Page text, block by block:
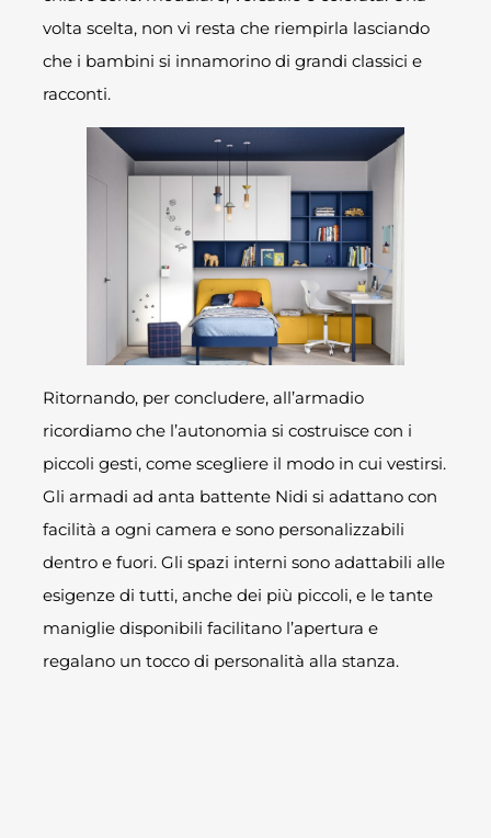
volta scelta, non vi resta che riempirla lasciando
che i bambini si innamorino di grandi classici e
racconti.
Ritornando, per concludere, all’armadio
ricordiamo che l’autonomia si costruisce con i
piccoli gesti, come scegliere il modo in cui vestirsi.
Gli armadi ad anta battente Nidi si adattano con
facilità a ogni camera e sono personalizzabili
dentro e fuori. Gli spazi interni sono adattabili alle
esigenze di tutti, anche dei più piccoli, e le tante
maniglie disponibili facilitano l’apertura e
regalano un tocco di personalità alla stanza.